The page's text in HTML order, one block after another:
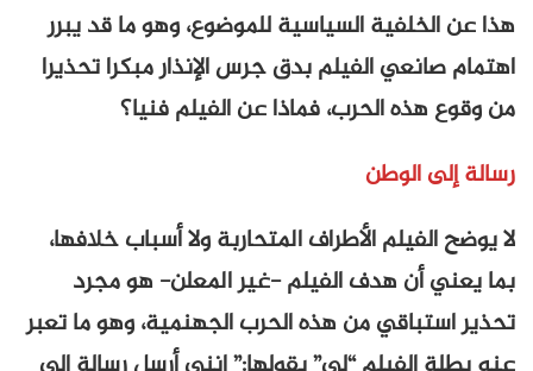
هذا عن الخلفية السياسية للموضوع، وهو ما قد يبرر
اهتمام صانعي الفيلم بدق جرس الإنذار مبكرا تحذيرا
من وقوع هذه الحرب، فماذا عن الفيلم فنيا؟
رسالة إلى الوطن
لا يوضح الفيلم الأطراف المتحاربة ولا أسباب خلافها،
بما يعني أن هدف الفيلم -غير المعلن- هو مجرد
تحذير استباقي من هذه الحرب الجهنمية، وهو ما تعبر